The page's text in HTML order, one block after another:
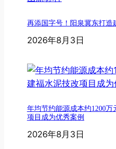
再添国字号！阳泉冀东打造
2026年8月3日
年均节约能源成本约1200
项目成为优秀案例
2026年8月3日